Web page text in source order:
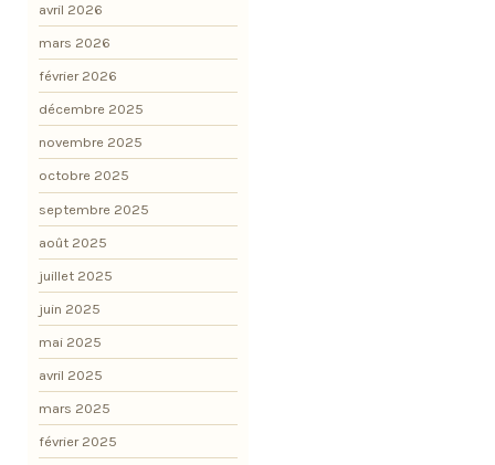
avril 2026
mars 2026
février 2026
décembre 2025
novembre 2025
octobre 2025
septembre 2025
août 2025
juillet 2025
juin 2025
mai 2025
avril 2025
mars 2025
février 2025